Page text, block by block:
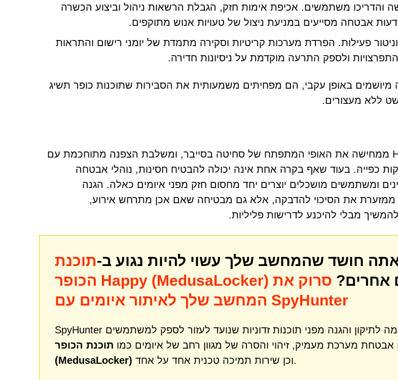
והדריכו משתמשים. אכיפת אימות חזק, הגבלת הרשאות ניהול וביצוע הכשרה
אבטחה מסייעים במניעת ניצול של טעויות אנוש מתוקפים.
פעילות. הפרדת מערכות קריטיות וסקירה מתמדת של יומני רישום והתראות
התפרצויות ולספק התרעה מוקדמת על ניסיונות חדירה.
באופן עקבי, הם מפחיתים משמעותית את הסבירות שתוכנות כופר תשיג
ללא מעצורים.
תוכנת הכופר Happy ממחישה את האופי המתפתח של סחיטה בסייבר, ומשלבת הצפנה מתוחכמת עם
כפייה. בעוד שאף בקרה אחת אינה יכולה להבטיח חסינות, נוהלי אבטחה
ומשתמשים מושכלים יוצרים יחד מחסום חזק מפני איומים כאלה. הגנה
ממזערת את הסיכוי להדבקה, אלא גם מבטיחה שאם אכן מתרחש אירוע,
מבלי להיכנע לדרישות פליליות.
חושד שהמחשב שלך עשוי להיות נגוע ב-תוכנת
הכופר Happy (MedusaLocker)
אחרים? סרוק את
המחשב שלך לאיתור איומים עם SpyHunter
SpyHunter הוא כלי רב עוצמה לתיקון והגנה מפני תוכנות זדוניות שנועד לעזור לספק למשתמשים
אבטחת מערכת מעמיק, זיהוי והסרה של מגוון רחב של איומים כמו תוכנת הכופר Happy
(MedusaLocker)
וכן שירות תמיכה טכנית אחד על אחד.